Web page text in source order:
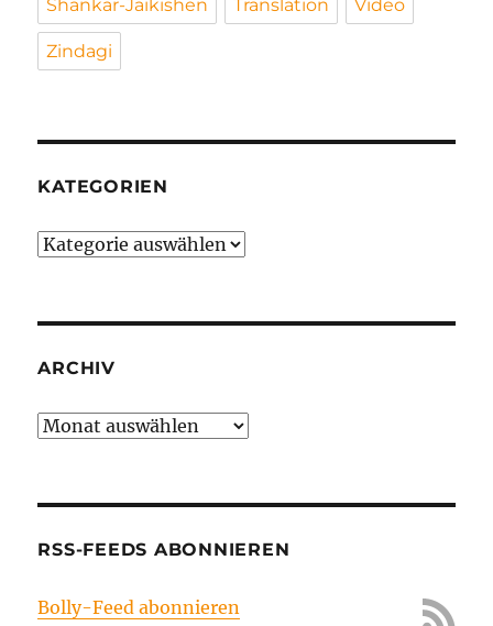
Shankar-Jaikishen Translation Video
Zindagi
KATEGORIEN
Kategorien
ARCHIV
Archiv
RSS-FEEDS ABONNIEREN
Bolly-Feed abonnieren